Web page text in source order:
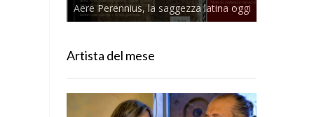
Aere Perennius, la saggezza latina oggi
Artista del mese